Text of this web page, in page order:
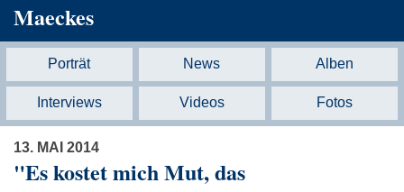
Maeckes
Porträt News Alben
Interviews Videos Fotos
13. MAI 2014
"Es kostet mich Mut, das